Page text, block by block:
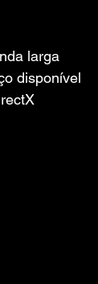
larga
disponível